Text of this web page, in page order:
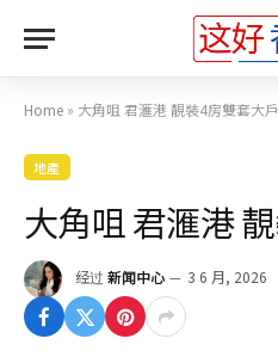
Home » 大角咀 君滙港 靚裝4房雙套大戶
地產
大角咀 君滙港
经过 新闻中心 3 6 月, 2026